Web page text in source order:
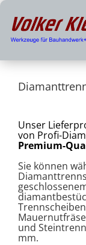
Unser
von Profi-
Premium-
Sie können
und
mm.